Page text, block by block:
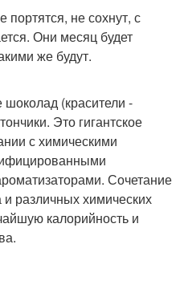
не сохнут, с
Они месяц будет
же будут.
(красители -
Это гигантское
с химическими
Сочетание
различных химических
калорийность и